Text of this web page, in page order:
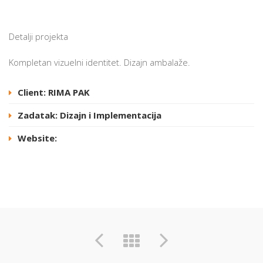
Detalji projekta
Kompletan vizuelni identitet. Dizajn ambalaže.
Client: RIMA PAK
Zadatak: Dizajn i Implementacija
Website: